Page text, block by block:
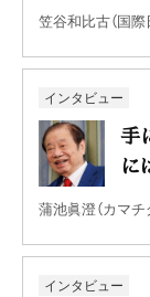
笠谷和比古（国
インタビュー
手
に
蒲池眞澄（カマ
インタビュー